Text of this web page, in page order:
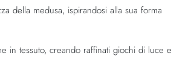
della medusa, ispirandosi alla sua forma
in tessuto, creando raffinati giochi di luce e